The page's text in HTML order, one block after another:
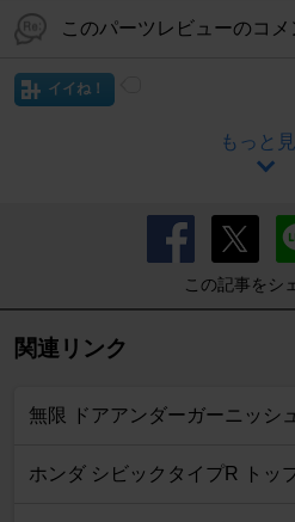
このパーツレビューのコメ
イイね！
もっと
この記事をシ
関連リンク
無限 ドアアンダーガーニッシ
ホンダ シビックタイプR トッ